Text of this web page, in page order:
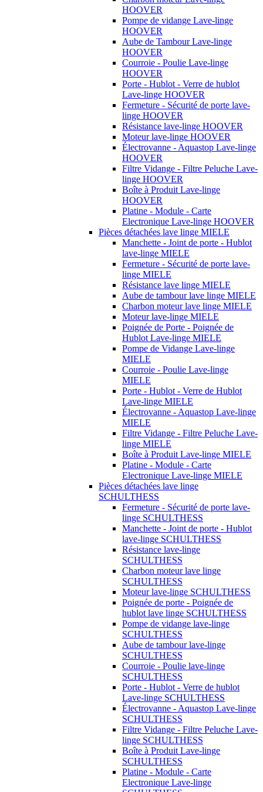
HOOVER
Pompe de vidange Lave-linge
HOOVER
Aube de Tambour Lave-linge
HOOVER
Courroie - Poulie Lave-linge
HOOVER
Porte - Hublot - Verre de hublot
Lave-linge HOOVER
Fermeture - Sécurité de porte lave-
linge HOOVER
Résistance lave-linge HOOVER
Moteur lave-linge HOOVER
Électrovanne - Aquastop Lave-linge
HOOVER
Filtre Vidange - Filtre Peluche Lave-
linge HOOVER
Boîte à Produit Lave-linge
HOOVER
Platine - Module - Carte
Electronique Lave-linge HOOVER
Pièces détachées lave linge MIELE
Manchette - Joint de porte - Hublot
lave-linge MIELE
Fermeture - Sécurité de porte lave-
linge MIELE
Résistance lave linge MIELE
Aube de tambour lave linge MIELE
Charbon moteur lave linge MIELE
Moteur lave-linge MIELE
Poignée de Porte - Poignée de
Hublot Lave-linge MIELE
Pompe de Vidange Lave-linge
MIELE
Courroie - Poulie Lave-linge
MIELE
Porte - Hublot - Verre de Hublot
Lave-linge MIELE
Électrovanne - Aquastop Lave-linge
MIELE
Filtre Vidange - Filtre Peluche Lave-
linge MIELE
Boîte à Produit Lave-linge MIELE
Platine - Module - Carte
Electronique Lave-linge MIELE
Pièces détachées lave linge
SCHULTHESS
Fermeture - Sécurité de porte lave-
linge SCHULTHESS
Manchette - Joint de porte - Hublot
lave-linge SCHULTHESS
Résistance lave-linge
SCHULTHESS
Charbon moteur lave linge
SCHULTHESS
Moteur lave-linge SCHULTHESS
Poignée de porte - Poignée de
hublot lave linge SCHULTHESS
Pompe de vidange lave-linge
SCHULTHESS
Aube de tambour lave-linge
SCHULTHESS
Courroie - Poulie lave-linge
SCHULTHESS
Porte - Hublot - Verre de hublot
Lave-linge SCHULTHESS
Électrovanne - Aquastop Lave-linge
SCHULTHESS
Filtre Vidange - Filtre Peluche Lave-
linge SCHULTHESS
Boîte à Produit Lave-linge
SCHULTHESS
Platine - Module - Carte
Electronique Lave-linge